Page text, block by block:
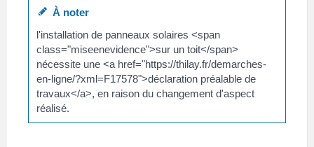
À noter
l'installation de panneaux solaires <span
class="miseenevidence">sur un toit</span>
nécessite une <a href="https://thilay.fr/demarches-
en-ligne/?xml=F17578">déclaration préalable de
travaux</a>, en raison du changement d'aspect
réalisé.